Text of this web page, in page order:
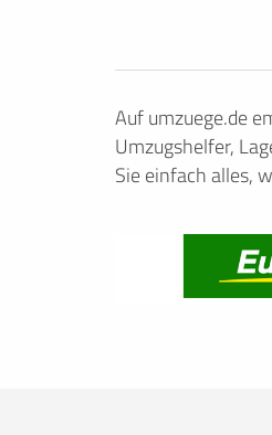
Auf umzuege.de
Umzugshelfer,
Sie einfach alles,